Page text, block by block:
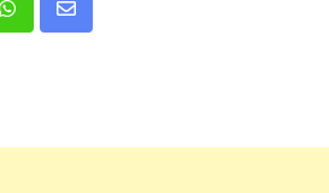
WhatsappShare